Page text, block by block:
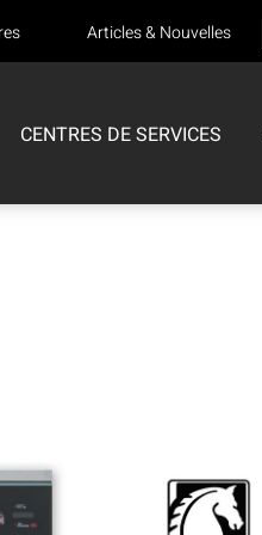
Articles & Nouvelles
CENTRES DE SERVICES